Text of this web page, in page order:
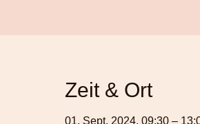
Zeit & Ort
01. Sept. 2024, 09:30 –